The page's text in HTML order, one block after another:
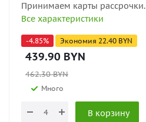
Принимаем карты рассрочки.
Все характеристики
-4.85% Экономия 22.40 BYN
439.90 BYN
462.30BYN
Много
В корзину